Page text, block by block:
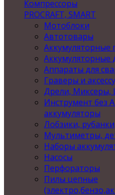
Компрессоры
PROCRAFT, SMART
Мотоблоки
Автотовары
Аккумуляторные
Аппараты для
Граверы и
Дрели, Миксеры,
Инструмент без
аккумуляторы
Лобзики,
Мультиметры,
Наборы
Насосы
Перфораторы
Пилы цепные